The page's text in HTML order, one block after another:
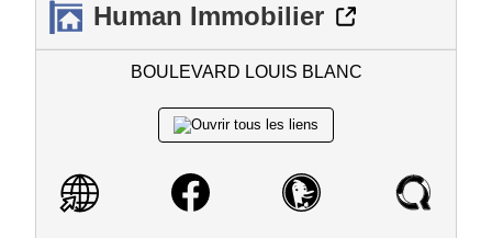
Human Immobilier
BOULEVARD LOUIS BLANC